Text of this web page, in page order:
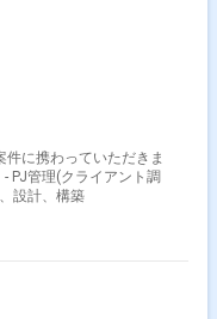
件に携わっていただきま
計画、設計、構築